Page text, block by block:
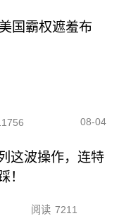
国霸权遮羞布
08-04
这波操作，连特
！
阅读 7211